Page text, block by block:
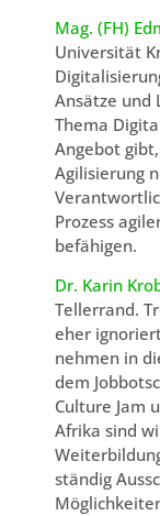
Mag. (FH)
Universität
Ansätze und
Thema
Angebot
Agilisierung
Prozess
befähigen.
Dr. Karin
Tellerrand.
eher
nehmen in
dem
Culture Jam
Afrika sind
ständig